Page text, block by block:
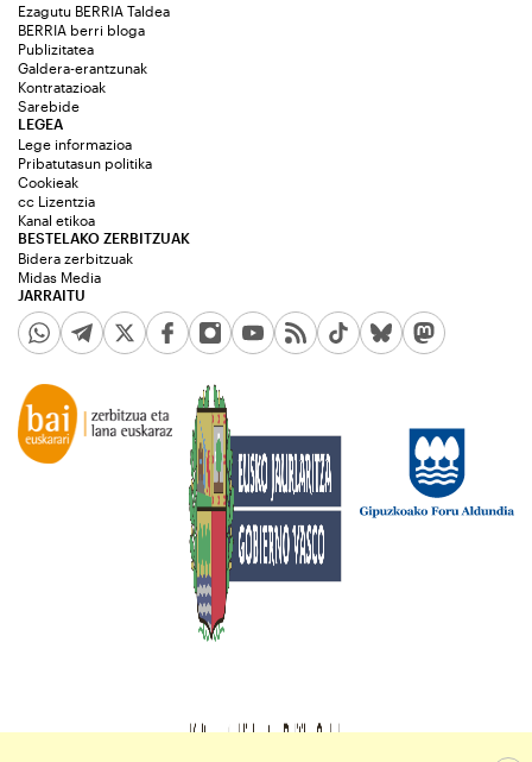
Ezagutu BERRIA Taldea
BERRIA berri bloga
Publizitatea
Galdera-erantzunak
Kontratazioak
Sarebide
JARRAITU
LEGEA
Lege informazioa
Pribatutasun politika
Cookieak
cc Lizentzia
Kanal etikoa
BESTELAKO ZERBITZUAK
Bidera zerbitzuak
Midas Media